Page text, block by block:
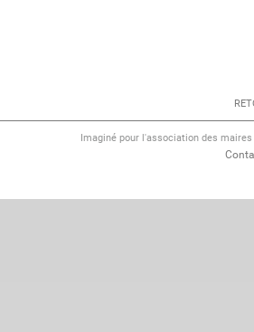
Imaginé pour l'association des